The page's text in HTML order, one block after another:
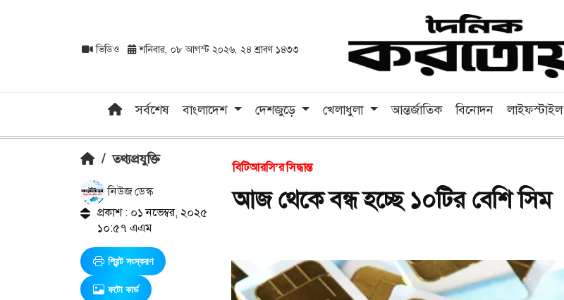
ভিডিও শনিবার, ০৮ আগস্ট ২০২৬, ২৪ শ্রাবণ ১৪৩৩
সর্বশেষ বাংলাদেশ দেশজুড়ে খেলাধুলা আন্তর্জাতিক বিনোদন লাইফস্টাইল
/ তথ্যপ্রযুক্তি
নিউজ ডেস্ক
প্রকাশ : ০১ নভেম্বর, ২০২৫
১০:৫৭ এএম
প্রিন্ট সংস্করণ
ফটো কার্ড
বিটিআরসি’র সিদ্ধান্ত
আজ থেকে বন্ধ হচ্ছে ১০টির বেশি সিম